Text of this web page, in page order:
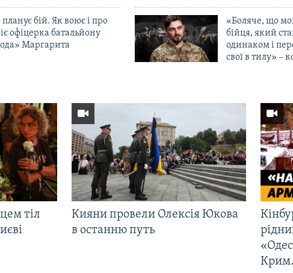
бій. Як воює і про
офіцерка батальйону
Маргарита
«Боляче, що
бійця, який
одинаком і
свої в тилу» –
тіл
Кияни провели Олексія Юкова
в останню путь